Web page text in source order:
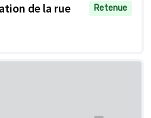
de la rue
Retenue